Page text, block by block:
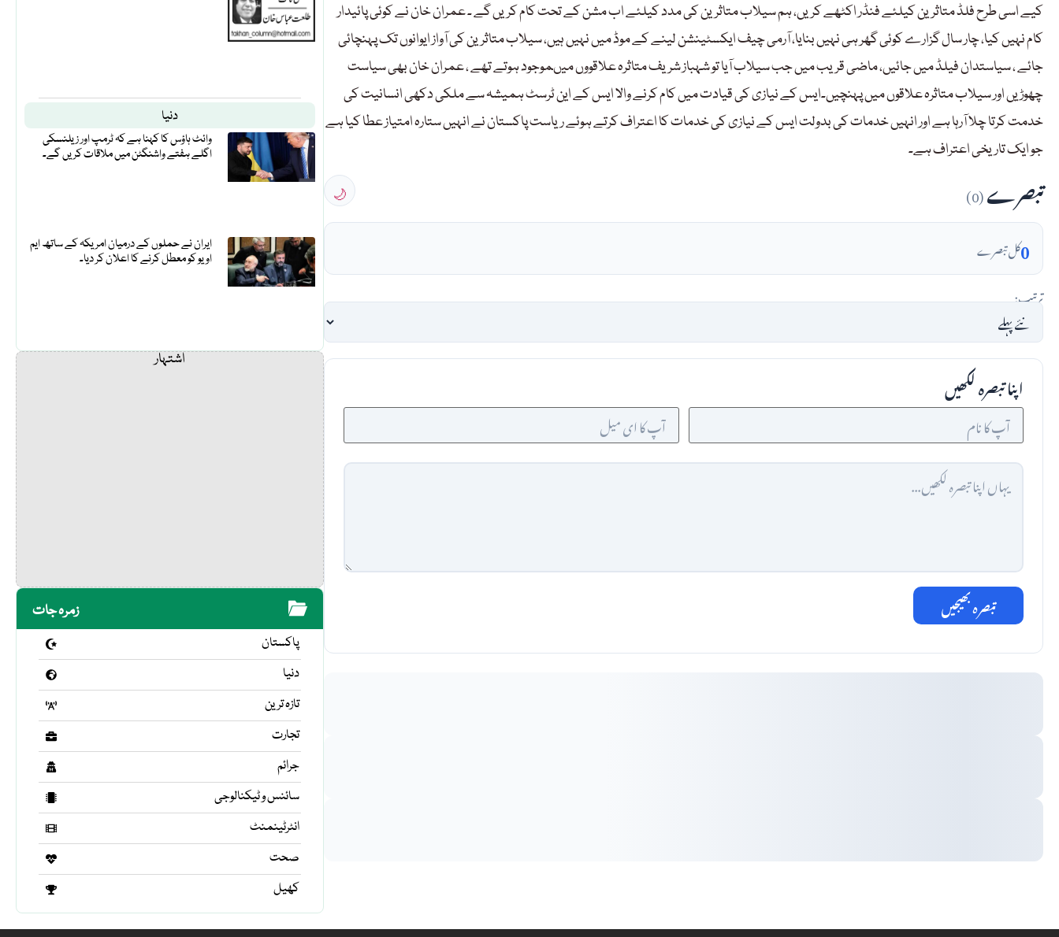
دنیا
وائٹ ہاؤس کا کہنا ہے کہ ٹرمپ اور زیلنسکی
اگلے ہفتے واشنگٹن میں ملاقات کریں گے۔
ایران نے حملوں کے درمیان امریکہ کے ساتھ ایم
او یو کو معطل کرنے کا اعلان کر دیا۔
اشتہار
زمرہ جات
پاکستان
دنیا
تازہ ترین
تجارت
جرائم
سائنس و ٹیکنالوجی
انٹرٹینمنٹ
صحت
کھیل
کیے اسی طرح فلڈ متاثرین کیلئے فنڈر اکٹھے کریں، ہم سیلاب متاثرین کی مدد کیلئے اب مشن کے تحت کام کریں گے ۔ عمران خان نے کوئی پائیدار
کام نہیں کیا، چار سال گزارے کوئی گھر ہی نہیں بنایا، آرمی چیف ایکسٹینشن لینے کے موڈ میں نہیں ہیں، سیلاب متاثرین کی آواز ایوانوں تک پہنچائی
جائے ، سیاستدان فیلڈ میں جائیں، ماضی قریب میں جب سیلاب آیا تو شہباز شریف متاثرہ علاقووں میںموجود ہوتے تھے ، عمران خان بھی سیاست
چھوڑ یں اور سیلاب متاثرہ علاقوں میں پہنچیں۔ایس کے نیازی کی قیادت میں کام کرنے والا ایس کے این ٹرسٹ ہمیشہ سے ملکی دکھی انسانیت کی
خدمت کرتا چلا آرہا ہے اور انہیں خدمات کی بدولت ایس کے نیازی کی خدمات کا اعتراف کرتے ہوئے ریاست پاکستان نے انہیں ستارہ امتیاز عطا کیا ہے
جو ایک تاریخی اعتراف ہے۔
تبصرے(0)
🌙
0کل تبصرے
ترتیب:
اپنا تبصرہ لکھیں
تبصرہ بھیجیں